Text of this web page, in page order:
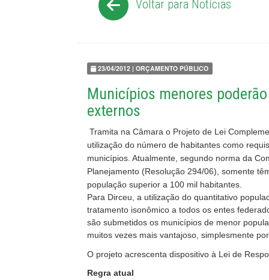
Voltar para Notícias
23/04/2012 | ORÇAMENTO PÚBLICO
Municípios menores
externos
Tramita na Câmara o Projeto de Lei
utilização do número de habitantes como
municípios. Atualmente, segundo norma da
Planejamento (Resolução 294/06), somente
população superior a 100 mil habitantes.
Para Dirceu, a utilização do quantitativo
tratamento isonômico a todos os entes
são submetidos os municípios de menor
muitos vezes mais vantajoso, simplesmente
O projeto acrescenta dispositivo à Lei de
Regra atual